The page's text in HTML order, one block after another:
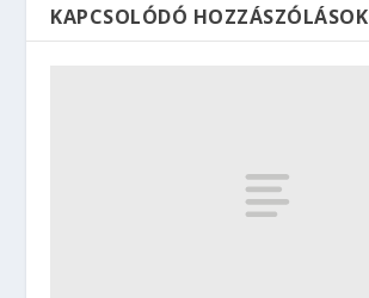
KAPCSOLÓDÓ HOZZÁSZÓLÁSOK